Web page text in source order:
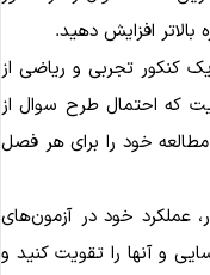
افزایش دهید.
کنکور تجربی و ریاضی از
که احتمال طرح سوال از
خود را برای هر فصل
عملکرد خود در آزمون‌های
و آنها را تقویت کنید و